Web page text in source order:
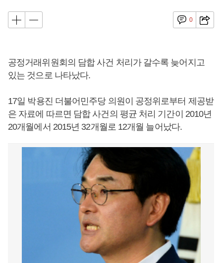
0
공정거래위원회의 담합 사건 처리가 갈수록 늦어지고
있는 것으로 나타났다.
17일 박용진 더불어민주당 의원이 공정위로부터 제공받
은 자료에 따르면 담합 사건의 평균 처리 기간이 2010년
20개월에서 2015년 32개월로 12개월 늘어났다.